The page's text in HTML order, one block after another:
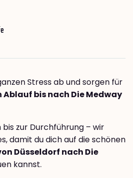
Stress ab und sorgen für
bis nach Die Medway
zur Durchführung – wir
damit du dich auf die schönen
Düsseldorf nach Die
kannst.